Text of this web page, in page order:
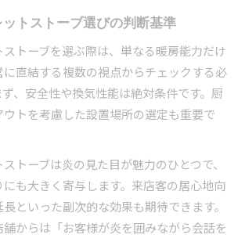
トストーブ選びの判断基準
トーブを選ぶ際は、単なる暖房能力だけ
直結する複数の視点からチェックする必
、安全性や換気性能は絶対条件です。厨
トを考慮した設置場所の選定も重要で
トーブは炎の見た目が魅力のひとつで、
も大きく寄与します。来店客の居心地向
といった副次的な効果も期待できます。
からは「お客様が炎を囲みながら会話を